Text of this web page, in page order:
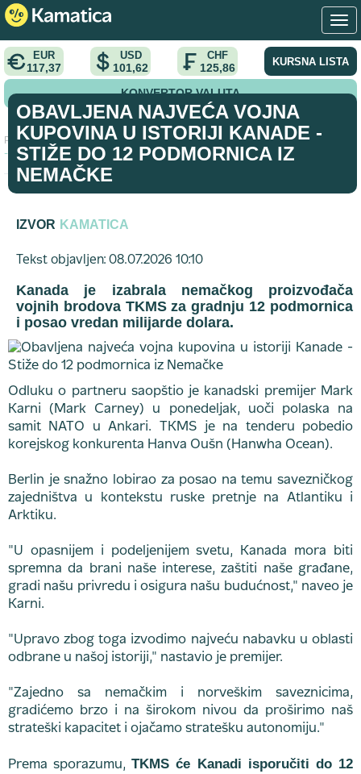
EUR
117,37
USD
101,62
CHF
125,86 KURSNA LISTA
KONVERTOR VALUTA
Početna > vest >
Obavljena najveća vojna kupovina u istoriji Kanade
- Stiže do 12 podmornica iz Nemačke
OBAVLJENA NAJVEĆA VOJNA
KUPOVINA U ISTORIJI KANADE -
STIŽE DO 12 PODMORNICA IZ
NEMAČKE
IZVOR KAMATICA
Tekst objavljen: 08.07.2026 10:10
Kanada je izabrala nemačkog proizvođača
vojnih brodova TKMS za gradnju 12 podmornica
i posao vredan milijarde dolara.
Odluku o partneru saopštio je kanadski premijer Mark
Karni (Mark Carney) u ponedeljak, uoči polaska na
samit NATO u Ankari. TKMS je na tenderu pobedio
korejskog konkurenta Hanva Oušn (Hanwha Ocean).
Berlin je snažno lobirao za posao na temu savezničkog
zajedništva u kontekstu ruske pretnje na Atlantiku i
Arktiku.
"U opasnijem i podeljenijem svetu, Kanada mora biti
spremna da brani naše interese, zaštiti naše građane,
gradi našu privredu i osigura našu budućnost," naveo je
Karni.
"Upravo zbog toga izvodimo najveću nabavku u oblasti
odbrane u našoj istoriji," nastavio je premijer.
"Zajedno sa nemačkim i norveškim saveznicima,
gradićemo brzo i na širokom nivou da proširimo naš
strateški kapacitet i ojačamo stratešku autonomiju."
Prema sporazumu, TKMS će Kanadi isporučiti do 12